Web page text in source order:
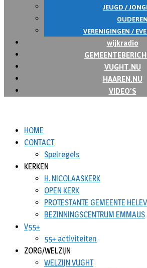
JEUGD /
VERENIGINGEN /
wijkradio
VUGHT.NU
HAAREN.NU
VIDEO’S
HOME
CONTACT
Spelregels
KERKEN
H. NICOLAASKERK
OPEN KERK
PROTESTANTE GEMEENTE
BEZINNINGSCENTRUM EMMAUS
V55+
55+ activiteiten
ZORG/WELZIJN
WELZIJN VUGHT